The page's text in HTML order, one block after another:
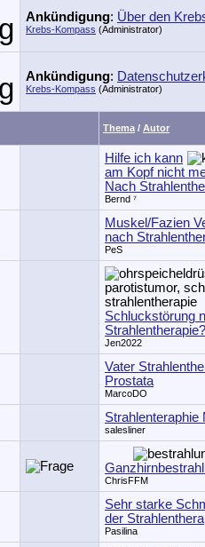
Ankündigung: Über den
Krebs-Kompass (Administrator)
Ankündigung:
Krebs-Kompass (Administrator)
Thema / Autor
Hilfe ich kann
am Kopf nicht
Nach
Bernd ⁷
Muskel/Fazien
nach
PeS
Schluckstörung
Strahlentherapie?
Jen2022
Vater
Prostata
MarcoDO
Strahlenteraphie
salesliner
ChrisFFM
Sehr starke
der
Pasilina